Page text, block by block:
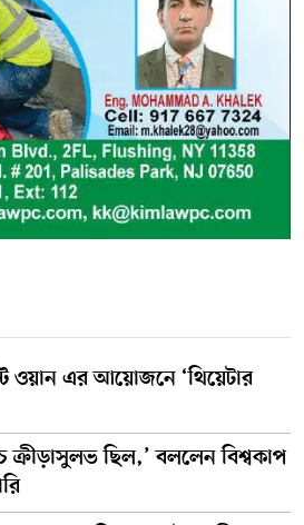
ওয়ান এর আয়োজনে ‘থিয়েটার
ক্রীড়াসুলভ ছিল,’ বললেন বিশ্বকাপ